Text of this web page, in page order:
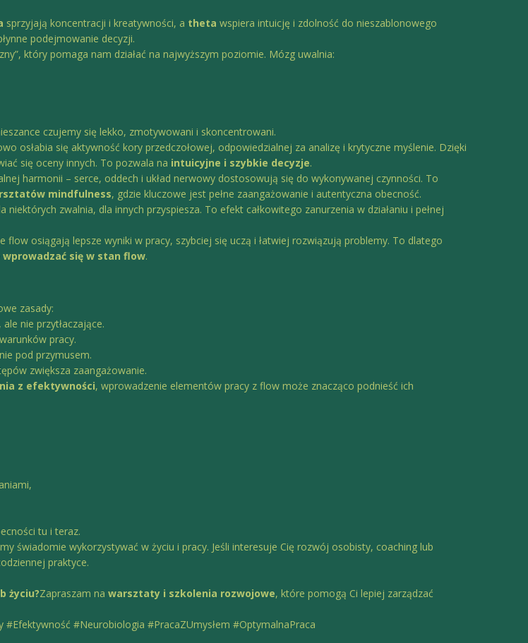
sprzyjają koncentracji i kreatywności, a theta wspiera intuicję i zdolność do nieszablonowego
podejmowanie decyzji.
który pomaga nam działać na najwyższym poziomie. Mózg uwalnia:
czujemy się lekko, zmotywowani i skoncentrowani.
osłabia się aktywność kory przedczołowej, odpowiedzialnej za analizę i krytyczne myślenie. Dzięki
się oceny innych. To pozwala na intuicyjne i szybkie decyzje.
harmonii – serce, oddech i układ nerwowy dostosowują się do wykonywanej czynności. To
mindfulness, gdzie kluczowe jest pełne zaangażowanie i autentyczna obecność.
zwalnia, dla innych przyspiesza. To efekt całkowitego zanurzenia w działaniu i pełnej
flow osiągają lepsze wyniki w pracy, szybciej się uczą i łatwiej rozwiązują problemy. To dlatego
się w stan flow.
zasady:
nie przytłaczające.
pracy.
pod przymusem.
zwiększa zaangażowanie.
z efektywności, wprowadzenie elementów pracy z flow może znacząco podnieść ich
tu i teraz.
świadomie wykorzystywać w życiu i pracy. Jeśli interesuje Cię rozwój osobisty, coaching lub
praktyce.
życiu?Zapraszam na warsztaty i szkolenia rozwojowe, które pomogą Ci lepiej zarządzać
#Neurobiologia #PracaZUmysłem #OptymalnaPraca